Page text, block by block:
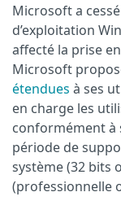
Microsoft a
d’exploitation
affecté la prise
Microsoft
étendues à ses
en charge les
conformément à
période de
système (32 bits
(professionnelle